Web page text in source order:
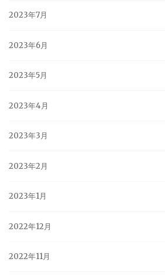
2023年7月
2023年6月
2023年5月
2023年4月
2023年3月
2023年2月
2023年1月
2022年12月
2022年11月